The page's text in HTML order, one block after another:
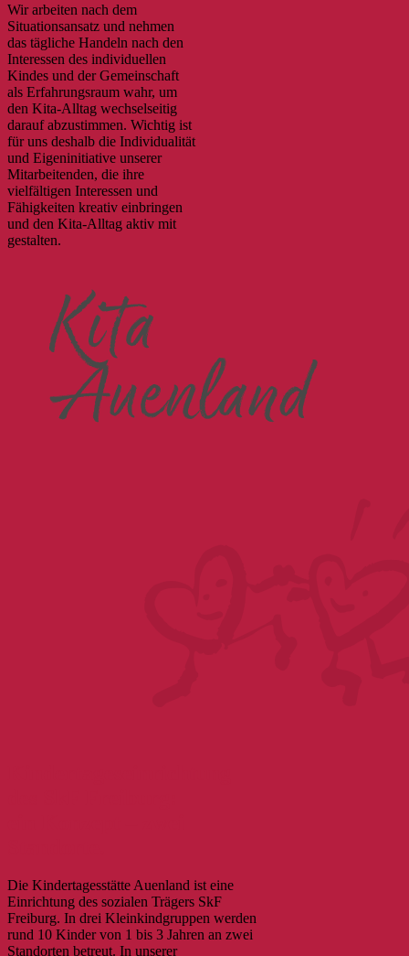
Wir arbeiten nach dem
Situationsansatz und nehmen
das tägliche Handeln nach den
Interessen des individuellen
Kindes und der Gemeinschaft
als Erfahrungsraum wahr, um
den Kita-Alltag wechselseitig
darauf abzustimmen. Wichtig ist
für uns deshalb die Individualität
und Eigeninitiative unserer
Mitarbeitenden, die ihre
vielfältigen Interessen und
Fähigkeiten kreativ einbringen
und den Kita-Alltag aktiv mit
gestalten.
Die Kindertagesstätte Auenland ist eine
Einrichtung des sozialen Trägers SkF
Freiburg. In drei Kleinkindgruppen werden
rund 10 Kinder von 1 bis 3 Jahren an zwei
Standorten betreut. In unserer